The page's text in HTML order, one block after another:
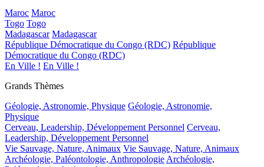
Maroc Maroc
Togo Togo
Madagascar Madagascar
République Démocratique du Congo (RDC) République
Démocratique du Congo (RDC)
En Ville ! En Ville !
Grands Thèmes
Géologie, Astronomie, Physique Géologie, Astronomie,
Physique
Cerveau, Leadership, Développement Personnel Cerveau,
Leadership, Développement Personnel
Vie Sauvage, Nature, Animaux Vie Sauvage, Nature, Animaux
Archéologie, Paléontologie, Anthropologie Archéologie,